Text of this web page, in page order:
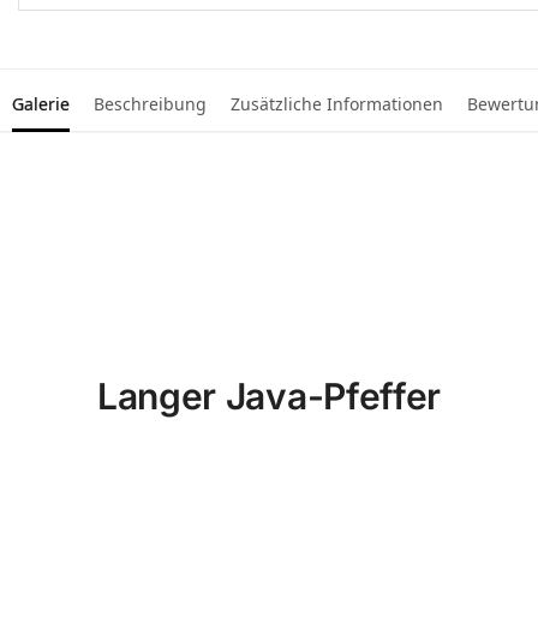
Galerie Beschreibung Zusätzliche Informationen
Langer Java-Pfeffer